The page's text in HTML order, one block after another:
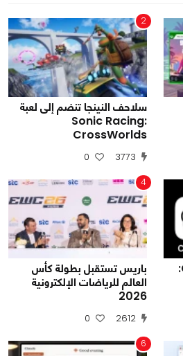
2
سلاحف النينجا تنضم إلى لعبة
Sonic Racing:
CrossWorlds
3773
0
OpenAI تطلق GPT-Live:
4
باريس تستقبل بطولة كأس
العالم للرياضات الإلكترونية
2026
2612
0
6